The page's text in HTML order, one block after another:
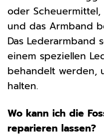
oder
und das Armband
Das Lederarmband
einem speziellen
behandelt werden,
halten.
Wo kann ich die
reparieren lassen?